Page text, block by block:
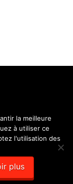
HORAIRES
- Création de sites
la meilleure
à utiliser ce
l'utilisation des
plus